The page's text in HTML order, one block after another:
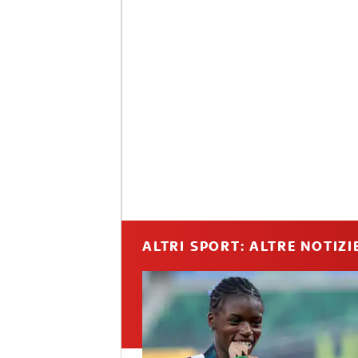
ALTRI SPORT: ALTRE